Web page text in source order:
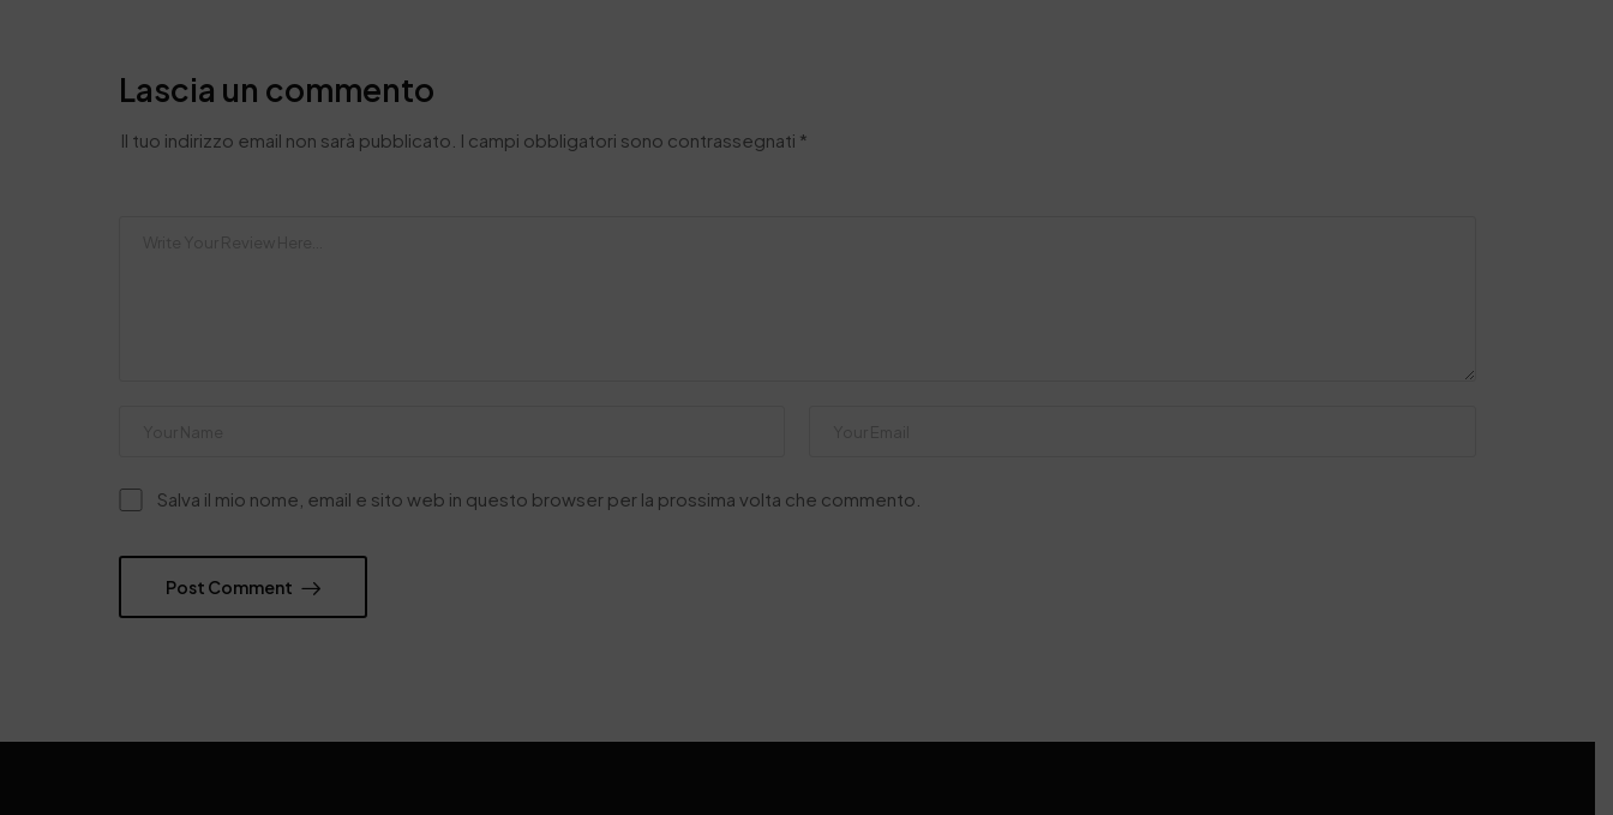
Lascia un commento
Il tuo indirizzo email non sarà pubblicato. I campi obbligatori sono contrassegnati *
Salva il mio nome, email e sito web in questo browser per la prossima volta che commento.
Post Comment